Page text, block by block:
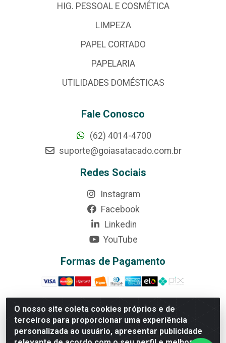
O nosso site coleta cookies próprios e de
terceiros para proporcionar uma experiência
personalizada ao usuário, apresentar publicidade
HIG. PESSOAL E COSMÉTICA
LIMPEZA
PAPEL CORTADO
PAPELARIA
UTILIDADES DOMÉSTICAS
Fale Conosco
(62) 4014-4700
suporte@goiasatacado.com.br
Redes Sociais
Instagram
Facebook
Linkedin
YouTube
Formas de Pagamento
Rede Brasil - Avenida Universitária, nº 3860, Jardim das
Américas II Etapa - Anápolis/GO - CEP 75070-415 -